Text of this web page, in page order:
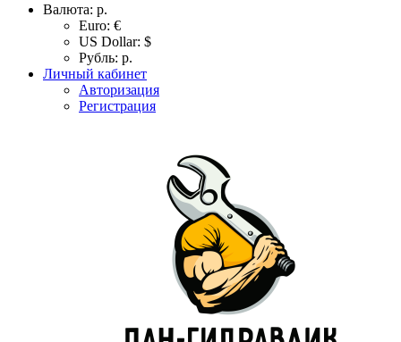
Валюта: р.
Euro: €
US Dollar: $
Рубль: р.
Личный кабинет
Авторизация
Регистрация